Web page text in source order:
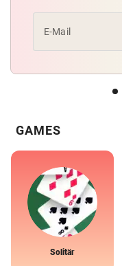
E-Mail
GAMES
Solitär